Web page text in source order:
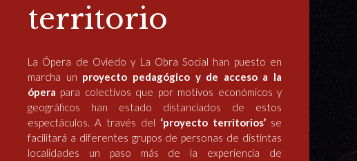
territorio
La Ópera de Oviedo y La Obra Social han puesto en
marcha un proyecto pedagógico y de acceso a la
ópera para colectivos que por motivos económicos y
geográficos han estado distanciados de estos
espectáculos. A través del ‘proyecto territorios’ se
facilitará a diferentes grupos de personas de distintas
localidades un paso más de la experiencia de